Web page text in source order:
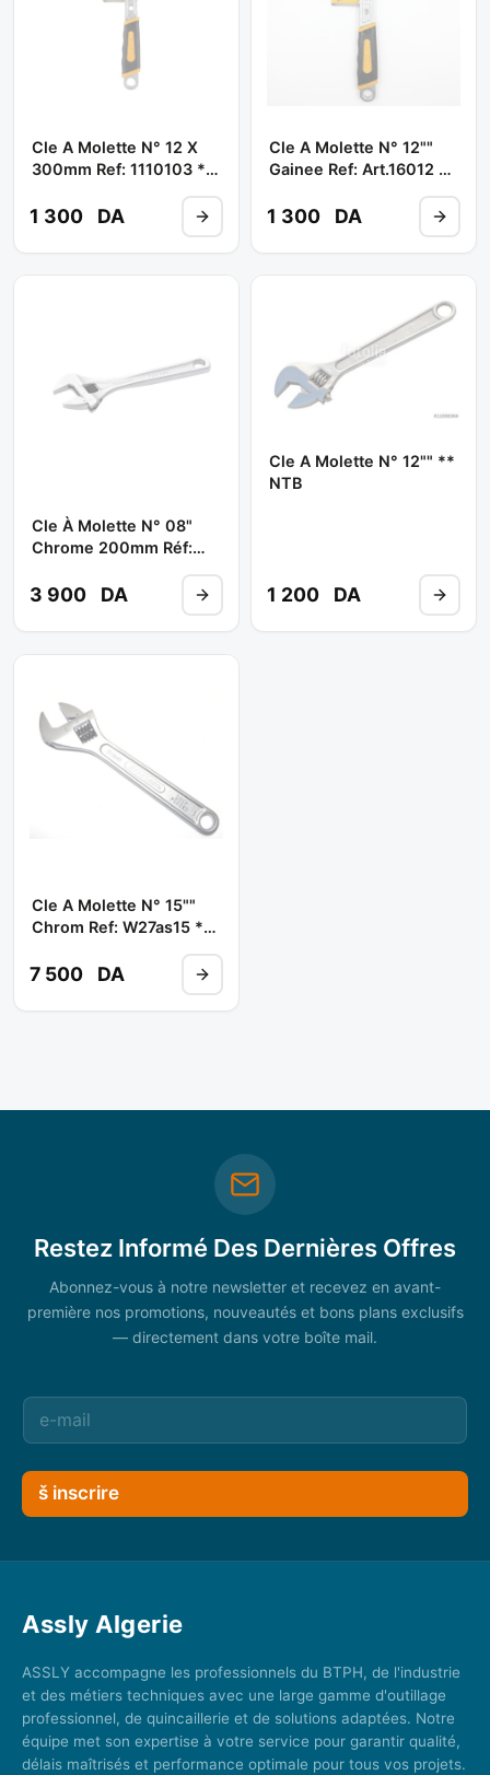
Cle A Molette N° 12 X
300mm Ref: 1110103 **
1 300 DA
Cle A Molette N° 12""
Gainee Ref: Art.16012 **
1 300 DA
Cle À Molette N° 08"
Chrome 200mm Réf:
AMAB2920 ** TOPTUL
3 900 DA
Cle A Molette N° 12"" **
NTB
1 200 DA
Cle A Molette N° 15""
Chrom Ref: W27as15 **
7 500 DA
Restez Informé Des Dernières Offres
Abonnez-vous à notre newsletter et recevez en avant-
première nos promotions, nouveautés et bons plans exclusifs
— directement dans votre boîte mail.
š inscrire
Assly Algerie
ASSLY accompagne les professionnels du BTPH, de l'industrie
et des métiers techniques avec une large gamme d'outillage
professionnel, de quincaillerie et de solutions adaptées. Notre
équipe met son expertise à votre service pour garantir qualité,
délais maîtrisés et performance optimale pour tous vos projets.